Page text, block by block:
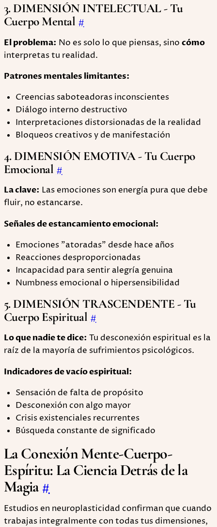
3. DIMENSIÓN INTELECTUAL - Tu
Cuerpo Mental #
El problema: No es solo lo que piensas, sino cómo
interpretas tu realidad.
Patrones mentales limitantes:
Creencias saboteadoras inconscientes
Diálogo interno destructivo
Interpretaciones distorsionadas de la realidad
Bloqueos creativos y de manifestación
4. DIMENSIÓN EMOTIVA - Tu Cuerpo
Emocional #
La clave: Las emociones son energía pura que debe
fluir, no estancarse.
Señales de estancamiento emocional:
Emociones "atoradas" desde hace años
Reacciones desproporcionadas
Incapacidad para sentir alegría genuina
Numbness emocional o hipersensibilidad
5. DIMENSIÓN TRASCENDENTE - Tu
Cuerpo Espiritual #
Lo que nadie te dice: Tu desconexión espiritual es la
raíz de la mayoría de sufrimientos psicológicos.
Indicadores de vacío espiritual:
Sensación de falta de propósito
Desconexión con algo mayor
Crisis existenciales recurrentes
Búsqueda constante de significado
La Conexión Mente-Cuerpo-
Espíritu: La Ciencia Detrás de la
Magia#
Estudios en neuroplasticidad confirman que cuando
trabajas integralmente con todas tus dimensiones,